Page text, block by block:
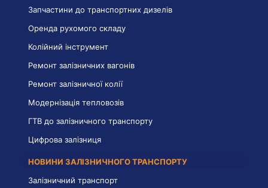
Запчастини до транспортних дизелів
Оренда рухомого складу
Колійний інструмент
Ремонт залізничних вагонів
Ремонт залізничної колії
Модернізація тепловозів
ГТВ до залізничного транспорту
Цифрова залізниця
НОВИНИ ЗАЛІЗНИЧНОГО ТРАНСПОРТУ
Залізничний транспорт